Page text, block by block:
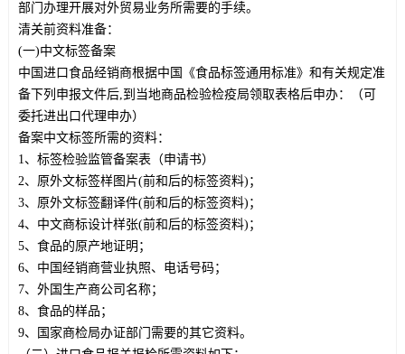
部门办理开展对外贸易业务所需要的手续。
清关前资料准备：
(一)中文标签备案
中国进口食品经销商根据中国《食品标签通用标准》和有关规定准
备下列申报文件后,到当地商品检验检疫局领取表格后申办：（可
委托进出口代理申办）
备案中文标签所需的资料：
1、标签检验监管备案表（申请书）
2、原外文标签样图片(前和后的标签资料)；
3、原外文标签翻译件(前和后的标签资料)；
4、中文商标设计样张(前和后的标签资料)；
5、食品的原产地证明；
6、中国经销商营业执照、电话号码；
7、外国生产商公司名称；
8、食品的样品；
9、国家商检局办证部门需要的其它资料。